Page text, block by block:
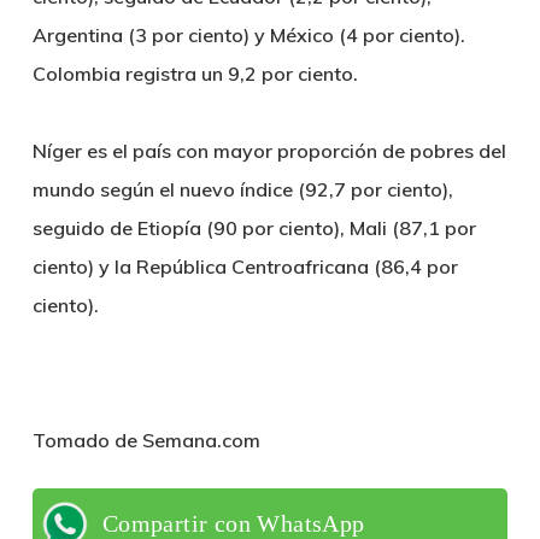
Argentina (3 por ciento) y México (4 por ciento).
Colombia registra un 9,2 por ciento.
Níger es el país con mayor proporción de pobres del
mundo según el nuevo índice (92,7 por ciento),
seguido de Etiopía (90 por ciento), Mali (87,1 por
ciento) y la República Centroafricana (86,4 por
ciento).
Tomado de Semana.com
Compartir con WhatsApp